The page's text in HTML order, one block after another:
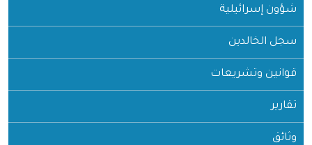
شؤون إسرائيلية
سجل الخالدين
قوانين وتشريعات
تقارير
وثائق